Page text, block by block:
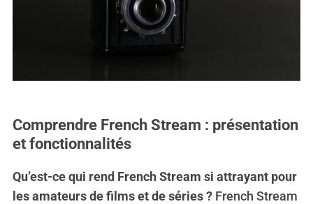
Comprendre French Stream : présentation
et fonctionnalités
Qu’est-ce qui rend French Stream si attrayant pour
les amateurs de films et de séries ?French Stream